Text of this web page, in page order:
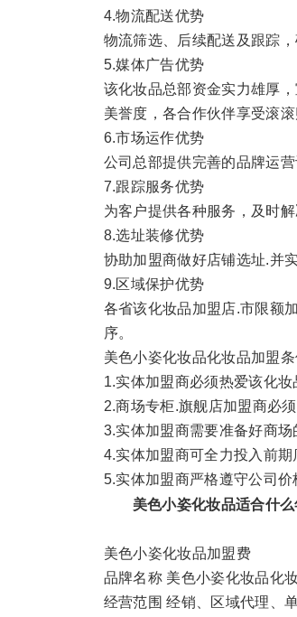
4.物流配送优势
物流筛选、后续配送及跟踪
5.媒体广告优势
该化妆品总部资金实力雄厚
美誉度，各合作伙伴享受滚滚
6.市场运作优势
公司总部提供完善的品牌运
7.跟踪服务优势
为客户提供各种服务，及时
8.选址装修优势
协助加盟商做好店铺选址.并
9.区域保护优势
各省该化妆品加盟店.市限额
序。
美色小姿化妆品化妆品加盟
1.实体加盟商必须热爱该化
2.商场专柜.旗舰店加盟商必须
3.实体加盟商需要准备好商场
4.实体加盟商可全力投入前期
5.实体加盟商严格遵守公司价
美色小姿化妆品适合什
美色小姿化妆品加盟费
品牌名称 美色小姿化妆品化
经营范围 经销、区域代理、